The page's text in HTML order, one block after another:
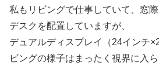
私もリビングで仕事していて、窓
デスクを配置していますが、
デュアルディスプレイ（24インチ
ビングの様子はまったく視界に入ら